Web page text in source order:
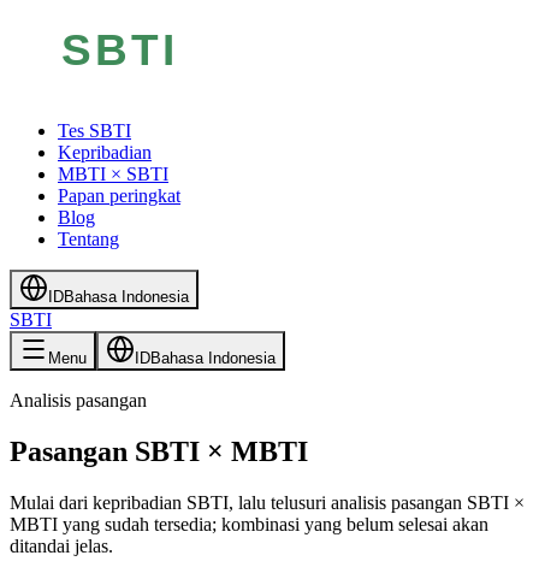
Tes SBTI
Kepribadian
MBTI × SBTI
Papan peringkat
Blog
Tentang
IDBahasa Indonesia
SBTI
Menu IDBahasa Indonesia
Analisis pasangan
Pasangan SBTI × MBTI
Mulai dari kepribadian SBTI, lalu telusuri analisis pasangan SBTI ×
MBTI yang sudah tersedia; kombinasi yang belum selesai akan
ditandai jelas.